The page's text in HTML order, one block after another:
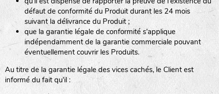
défaut de conformité du Produit durant les 24 mois
suivant la délivrance du Produit ;
que la garantie légale de conformité s'applique
indépendamment de la garantie commerciale pouvant
éventuellement couvrir les Produits.
Au titre de la garantie légale des vices cachés, le Client est
informé du fait qu'il :